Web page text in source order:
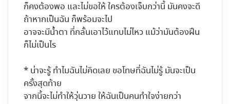
ก็คงต้องพอ และไม่ขอให้ ใครต้องเจ็บกว่านี้ มันคงจะดี
ถ้าหากเป็นฉัน ก็พร้อมจะไป
อาจจะมีน้ำตา ที่กลั้นเอาไว้แทบไม่ไหว แม้ว่ามันต้องฝึน
ก็ไม่เป็นไร
* น่าจะรู้ ทำไมฉันไม่คิดเลย ขอโทษที่ฉันไม่รู้ มันจะเป็น
ครั้งสุดท้าย
จากนี้จะไม่ทำให้วุ่นวาย ให้ฉันเป็นคนทำใจง่ายกว่า